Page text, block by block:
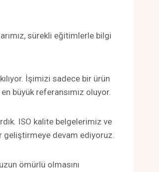
sürekli eğitimlerle bilgi
İşimizi sadece bir ürün
büyük referansımız oluyor.
ISO kalite belgelerimiz ve
geliştirmeye devam ediyoruz.
ömürlü olmasını